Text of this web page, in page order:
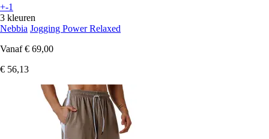
+-1
3 kleuren
Nebbia Jogging Power Relaxed
Vanaf € 69,00
€ 56,13